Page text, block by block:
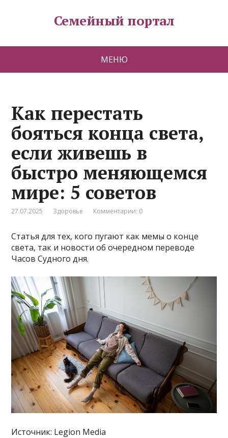
Семейный портал
МЕНЮ
Как перестать
бояться конца света,
если живешь в
быстро меняющемся
мире: 5 советов
27.07.2025 Здоровье Комментарии: 0
Статья для тех, кого пугают как мемы о конце
света, так и новости об очередном переводе
Часов Судного дня.
Источник: Legion Media